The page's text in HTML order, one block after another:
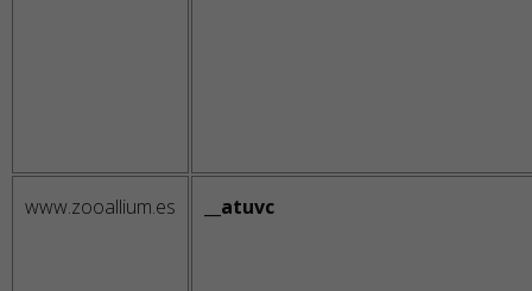
www.zooallium.es __atuvc